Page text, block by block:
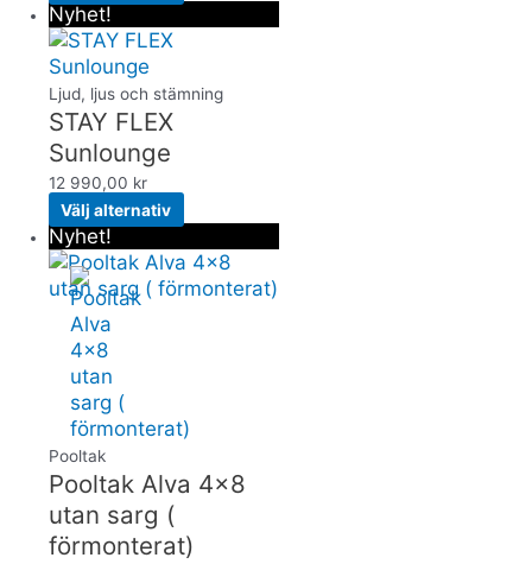
Nyhet!
Ljud, ljus och stämning
STAY FLEX
Sunlounge
12 990,00 kr
Välj alternativ
Nyhet!
Pooltak
Pooltak Alva 4×8
utan sarg (
förmonterat)